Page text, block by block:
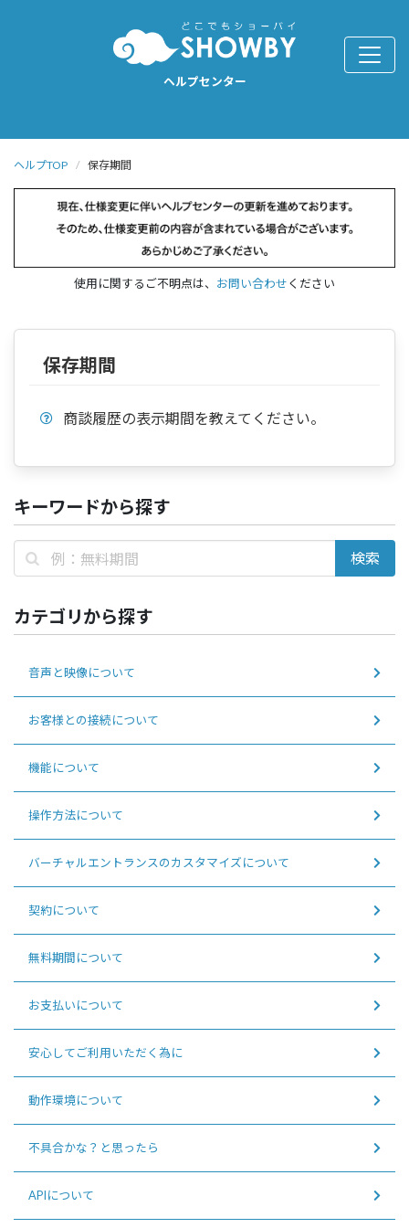
ヘルプセンター
ヘルプTOP 保存期間
キーワードから探す
カテゴリから探す
音声と映像について
お客様との接続について
機能について
操作方法について
バーチャルエントランスのカスタマイズについて
契約について
無料期間について
お支払いについて
安心してご利用いただく為に
動作環境について
不具合かな？と思ったら
APIについて
使用に関するご不明点は、 お問い合わせください
保存期間
商談履歴の表示期間を教えてください。